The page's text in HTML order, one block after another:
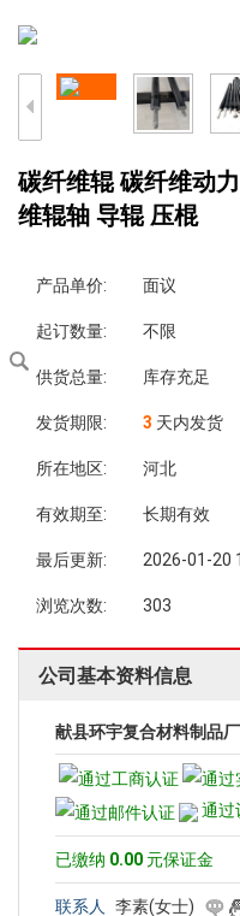
碳纤维辊 碳纤维动
维辊轴 导辊 压棍
产品单价: 面议
起订数量: 不限
供货总量: 库存充足
发货期限: 3 天内发货
所在地区: 河北
有效期至: 长期有效
最后更新: 2026-01-20
浏览次数: 303
公司基本资料信息
献县环宇复合材料制品厂
通过
已缴纳 0.00 元保证金
联系人 李素(女士)